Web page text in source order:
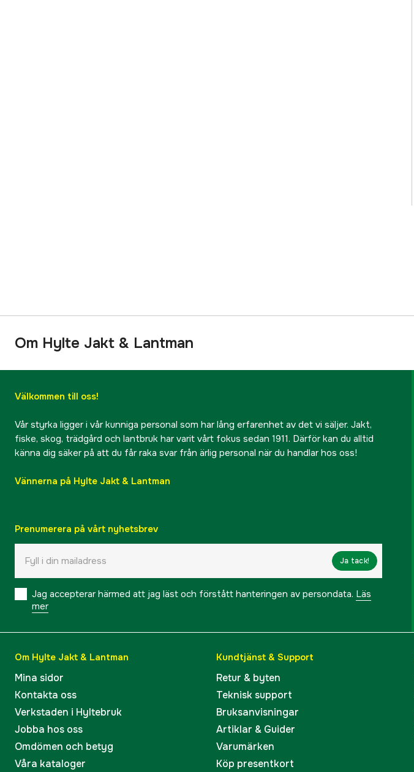
Om Hylte Jakt & Lantman
Välkommen till oss!
Vår styrka ligger i vår kunniga personal som har lång erfarenhet av det vi säljer. Jakt,
fiske, skog, trädgård och lantbruk har varit vårt fokus sedan 1911. Därför kan du alltid
känna dig säker på att du får raka svar från ärlig personal när du handlar hos oss!
Vännerna på Hylte Jakt & Lantman
Prenumerera på vårt nyhetsbrev
Ja tack!
Jag accepterar härmed att jag läst och förstått hanteringen av persondata. Läs
mer
Om Hylte Jakt & Lantman
Mina sidor
Kontakta oss
Verkstaden i Hyltebruk
Jobba hos oss
Omdömen och betyg
Våra kataloger
Kundtjänst & Support
Retur & byten
Teknisk support
Bruksanvisningar
Artiklar & Guider
Varumärken
Köp presentkort